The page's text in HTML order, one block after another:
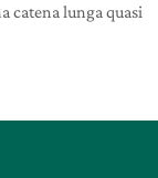
catena lunga quasi